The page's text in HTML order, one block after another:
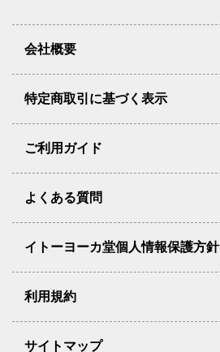
会社概要
特定商取引に基づく表示
ご利用ガイド
よくある質問
イトーヨーカ堂個人情報保護方針
利用規約
サイトマップ